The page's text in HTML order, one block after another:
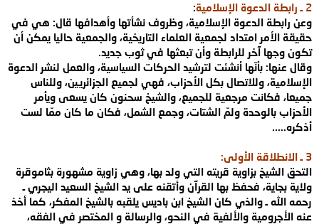
2 ـ رابطة الدعوة الإسلامية:
وعن رابطة الدعوة الإسلامية، وظروف نشأتها وأهدافها قال: هي في
حقيقة الأمر امتداد لجمعية العلماء التاريخية، والجمعية حاليا يمكن أن
تكون وجها آخر للرابطة وأن تبعثها في ثوب جديد.
وقال عنها: بأنّها أنشئت لترشيد الحركات السياسية، والعمل لنشر الدعوة
الإسلامية، وللاتصال بكل الأحزاب، فهي لجميع الجزائريين، وللناس
جميعا، فكانت مرجعية للجميع، والشيخ سحنون كان يسعى ويأمر
الأحزاب بالوحدة ولمّ الشتات، وجمع الشمل، فكان ما كان ممّا لست
أذكره.....
3 ـ الانطلاقة الأولى:
التحق الشيخ بزاوية قريته التي ولد بها، وهي زاوية مشهورة بثاموقرة
ولاية بجاية، فحفظ بها القرآن وأتقنه على يد الشيخ السعيد اليجري ـ
رحمه الله ـ والذي كان الشيخ ابن باديس يلقبه بالشيخ المفكر، كما أخذ
عنه الأجرومية والألفية في النحو، والرسالة و المختصر في الفقه،